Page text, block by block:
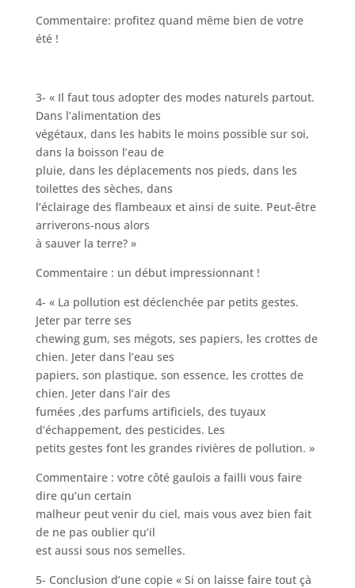
Commentaire: profitez quand même bien de votre
été !
3- « Il faut tous adopter des modes naturels partout.
Dans l’alimentation des
végétaux, dans les habits le moins possible sur soi,
dans la boisson l’eau de
pluie, dans les déplacements nos pieds, dans les
toilettes des sèches, dans
l’éclairage des flambeaux et ainsi de suite. Peut-être
arriverons-nous alors
à sauver la terre? »
Commentaire : un début impressionnant !
4- « La pollution est déclenchée par petits gestes.
Jeter par terre ses
chewing gum, ses mégots, ses papiers, les crottes de
chien. Jeter dans l’eau ses
papiers, son plastique, son essence, les crottes de
chien. Jeter dans l’air des
fumées ,des parfums artificiels, des tuyaux
d’échappement, des pesticides. Les
petits gestes font les grandes rivières de pollution. »
Commentaire : votre côté gaulois a failli vous faire
dire qu’un certain
malheur peut venir du ciel, mais vous avez bien fait
de ne pas oublier qu’il
est aussi sous nos semelles.
5- Conclusion d’une copie « Si on laisse faire tout çà